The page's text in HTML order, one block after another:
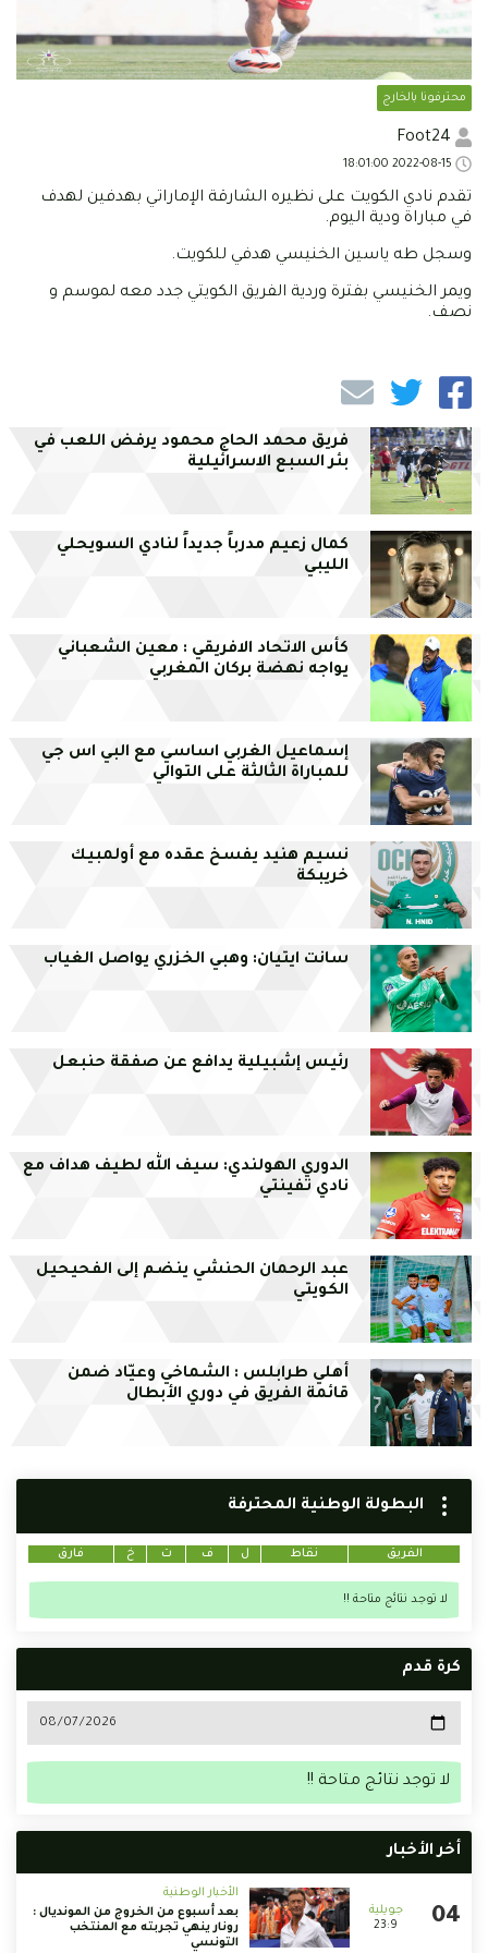
محترفونا بالخارج
تقدم نادي الكويت على نظيره الشارقة الإماراتي بهدفين لهدف
في مباراة ودية اليوم.
وسجل طه ياسين الخنيسي هدفي للكويت.
ويمر الخنيسي بفترة وردية الفريق الكويتي جدد معه لموسم و
نصف.
فريق محمد الحاج محمود يرفض اللعب في
بئر السبع الاسرائيلية
كمال زعيم مدرباً جديداً لنادي السويحلي
الليبي
كأس الاتحاد الافريقي : معين الشعباني
يواجه نهضة بركان المغربي
إسماعيل الغربي اساسي مع البي اس جي
للمباراة الثالثة على التوالي
نسيم هنيد يفسخ عقده مع أولمبيك
خريبكة
سانت ايتيان: وهبي الخزري يواصل الغياب
رئيس إشبيلية يدافع عن صفقة حنبعل
الدوري الهولندي: سيف الله لطيف هداف مع
نادي تفينتي
عبد الرحمان الحنشي ينضم إلى الفحيحيل
الكويتي
أهلي طرابلس : الشماخي وعيّاد ضمن
قائمة الفريق في دوري الأبطال
البطولة الوطنية المحترفة
الفريق نقاط ل ف ت خ فارق
لا توجد نتائج متاحة !!
كرة قدم
لا توجد نتائج متاحة !!
أخر الأخبار
23:9
الأخبار الوطنية
بعد أسبوع من الخروج من المونديال :
رونار ينهي تجربته مع المنتخب
التونسي